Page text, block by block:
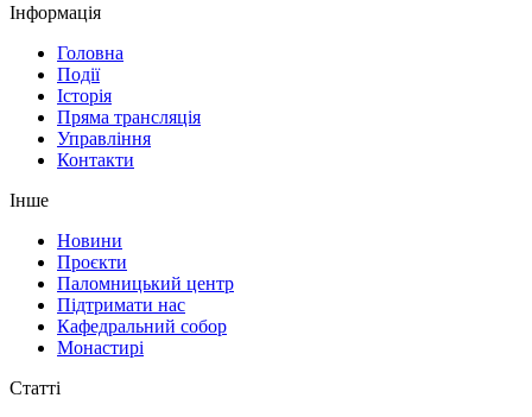
Інформація
Головна
Події
Історія
Пряма трансляція
Управління
Контакти
Інше
Новини
Проєкти
Паломницький центр
Підтримати нас
Кафедральний собор
Монастирі
Статті